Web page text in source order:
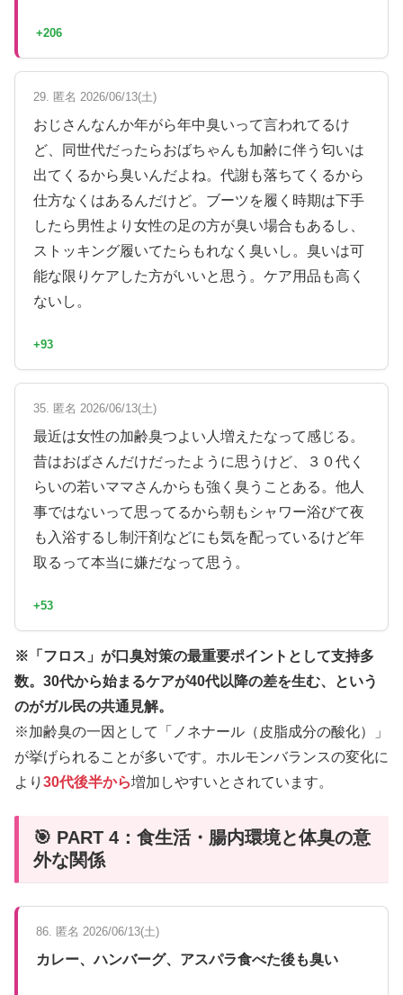
+206
29. 匿名 2026/06/13(土)
おじさんなんか年がら年中臭いって言われてるけ
ど、同世代だったらおばちゃんも加齢に伴う匂いは
出てくるから臭いんだよね。代謝も落ちてくるから
仕方なくはあるんだけど。ブーツを履く時期は下手
したら男性より女性の足の方が臭い場合もあるし、
ストッキング履いてたらもれなく臭いし。臭いは可
能な限りケアした方がいいと思う。ケア用品も高く
ないし。
+93
35. 匿名 2026/06/13(土)
最近は女性の加齢臭つよい人増えたなって感じる。
昔はおばさんだけだったように思うけど、３０代く
らいの若いママさんからも強く臭うことある。他人
事ではないって思ってるから朝もシャワー浴びて夜
も入浴するし制汗剤などにも気を配っているけど年
取るって本当に嫌だなって思う。
+53
※「フロス」が口臭対策の最重要ポイントとして支持多
数。30代から始まるケアが40代以降の差を生む、という
のがガル民の共通見解。
※加齢臭の一因として「ノネナール（皮脂成分の酸化）」
が挙げられることが多いです。ホルモンバランスの変化に
より 30代後半から増加しやすいとされています。
🎯 PART 4：食生活・腸内環境と体臭の意
外な関係
86. 匿名 2026/06/13(土)
カレー、ハンバーグ、アスパラ食べた後も臭い